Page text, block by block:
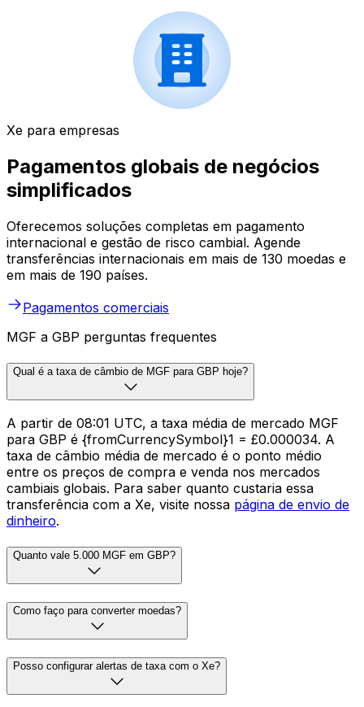
Xe para empresas
Pagamentos globais de negócios
simplificados
Oferecemos soluções completas em pagamento
internacional e gestão de risco cambial. Agende
transferências internacionais em mais de 130 moedas e
em mais de 190 países.
Pagamentos comerciais
MGF a GBP perguntas frequentes
Qual é a taxa de câmbio de MGF para GBP hoje?
A partir de 08:01 UTC, a taxa média de mercado MGF
para GBP é {fromCurrencySymbol}1 = £0.000034. A
taxa de câmbio média de mercado é o ponto médio
entre os preços de compra e venda nos mercados
cambiais globais. Para saber quanto custaria essa
transferência com a Xe, visite nossa página de envio de
dinheiro.
Quanto vale 5.000 MGF em GBP?
Como faço para converter moedas?
Posso configurar alertas de taxa com o Xe?